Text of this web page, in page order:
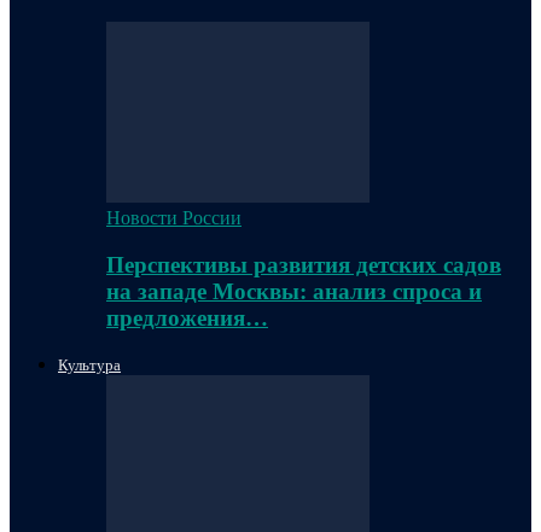
Новости России
Перспективы развития детских садов
на западе Москвы: анализ спроса и
предложения…
Культура